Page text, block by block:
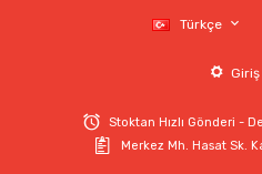
Türkçe
Giriş
Stoktan Hızlı Gönderi -
Merkez Mh. Hasat Sk.